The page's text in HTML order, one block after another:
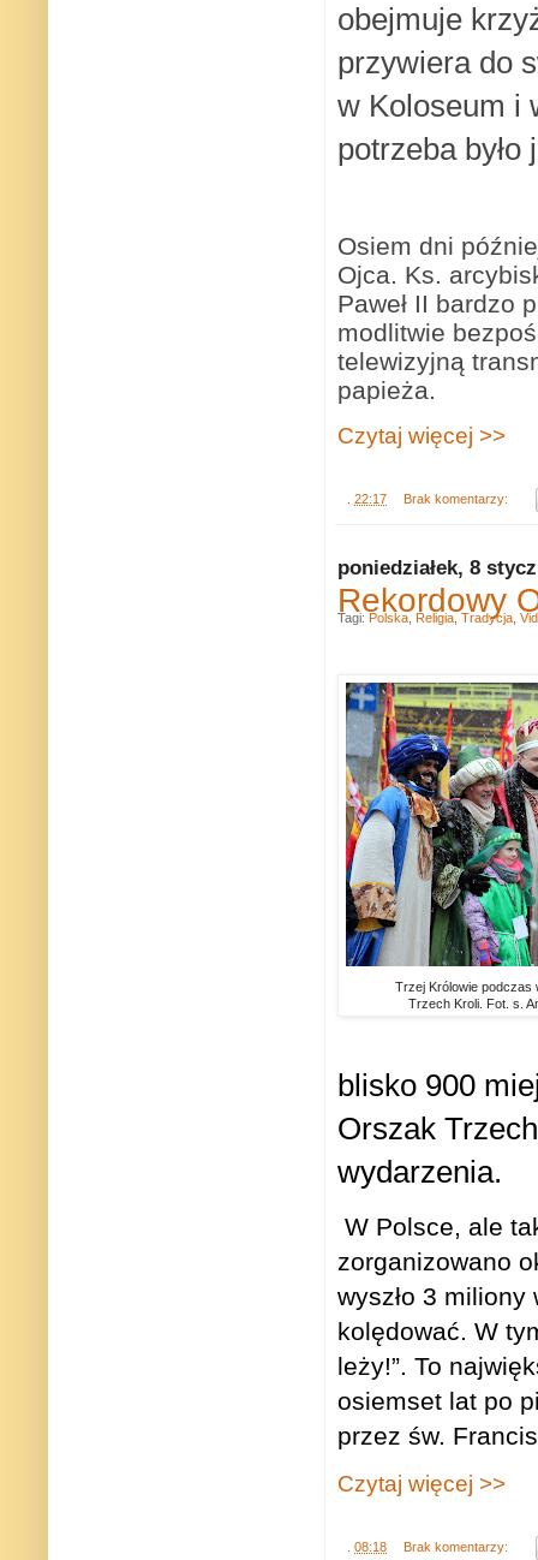
obejmuje
przywiera do
w Koloseum i
potrzeba było
Osiem dni
Ojca. Ks.
Paweł II bardzo
modlitwie
telewizyjną
papieża.
Czytaj więcej >>
22:17 Brak komentarzy:
poniedziałek, 8
Rekordowy
Trzej Królowie
Trzech Kroli. Fot. s.
blisko 900
Orszak
wydarzenia.
W Polsce, ale
zorganizowano
wyszło 3
kolędować. W
leży!”. To
osiemset lat po
przez św.
Czytaj więcej >>
08:18 Brak komentarzy:
Tagi: Polska Religia Tradycja